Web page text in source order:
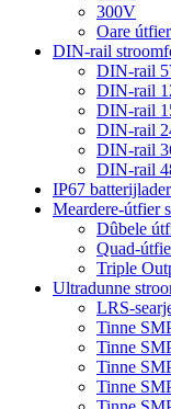
300V
Oare útfier
DIN-rail
DIN-rail
DIN-rail
DIN-rail
DIN-rail
DIN-rail
DIN-rail
IP67
Meardere-útfier
Dûbele
Quad-
Triple
Ultradunne
LRS-
Tinne
Tinne
Tinne
Tinne